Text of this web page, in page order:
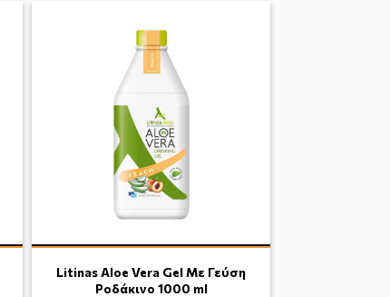
Litinas Aloe Vera Gel Με Γεύση
Ροδάκινο 1000 ml